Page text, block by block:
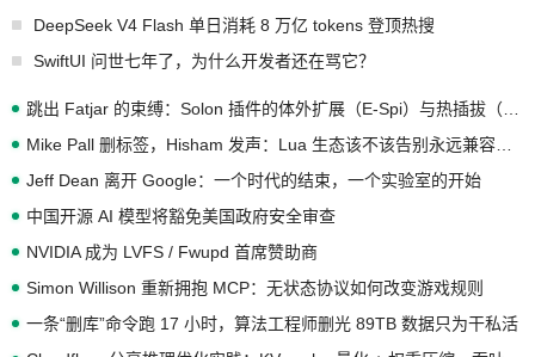
DeepSeek V4 Flash 单日消耗 8 万亿 tokens 登顶热搜
SwiftUI 问世七年了，为什么开发者还在骂它？
Jeff Dean 离开 Google：一个时代的结束，一个实验室的开始
中国开源 AI 模型将豁免美国政府安全审查
NVIDIA 成为 LVFS / Fwupd 首席赞助商
Simon Willison 重新拥抱 MCP：无状态协议如何改变游戏规则
一条“删库”命令跑 17 小时，算法工程师删光 89TB 数据只为干私活